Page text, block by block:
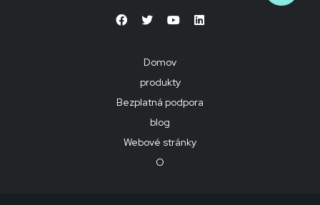
Domov
produkty
Bezplatná podpora
blog
Webové stránky
O